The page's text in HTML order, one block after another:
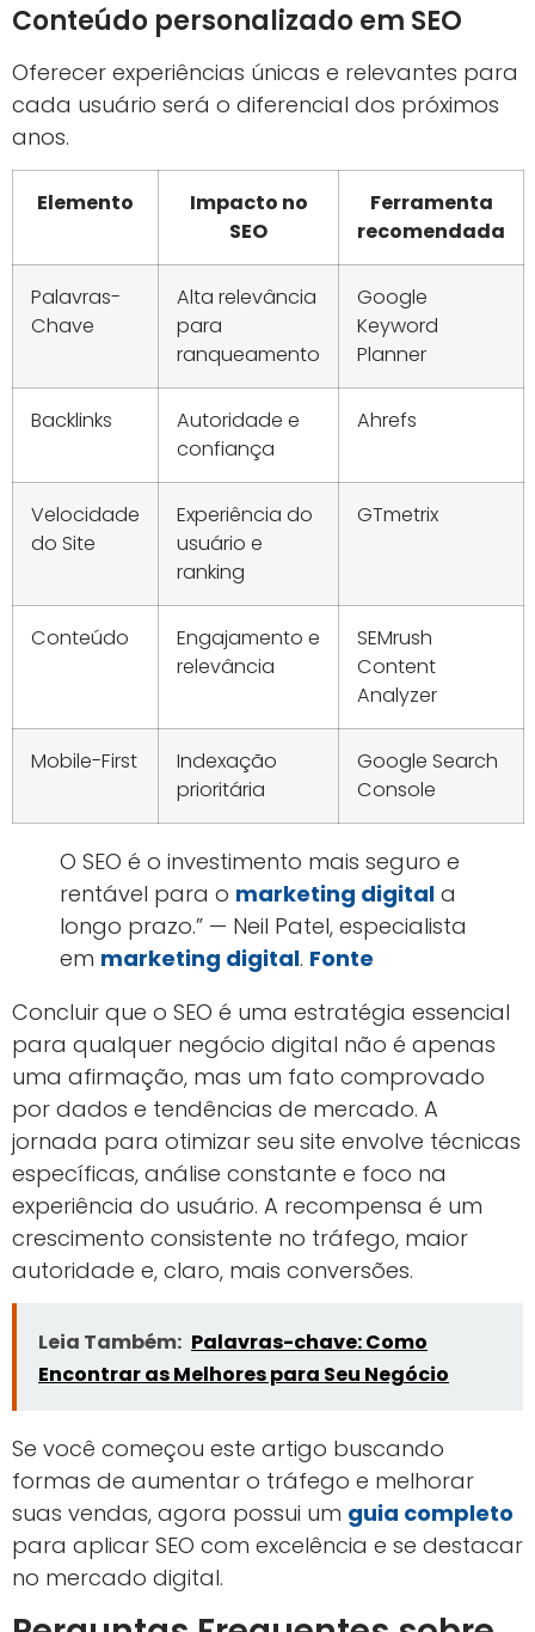
Conteúdo personalizado em SEO
Oferecer experiências únicas e relevantes para
cada usuário será o diferencial dos próximos
anos.
Elemento
Impacto no
SEO
Ferramenta
recomendada
Palavras-
Chave
Alta relevância
para
ranqueamento
Google
Keyword
Planner
Backlinks
Autoridade e
confiança
Ahrefs
Velocidade
do Site
Experiência do
usuário e
ranking
GTmetrix
Conteúdo
Engajamento e
relevância
SEMrush
Content
Analyzer
Mobile-First
Indexação
prioritária
Google Search
Console
O SEO é o investimento mais seguro e
rentável para o marketing digital a
longo prazo.” — Neil Patel, especialista
em marketing digital. Fonte
Concluir que o SEO é uma estratégia essencial
para qualquer negócio digital não é apenas
uma afirmação, mas um fato comprovado
por dados e tendências de mercado. A
jornada para otimizar seu site envolve técnicas
específicas, análise constante e foco na
experiência do usuário. A recompensa é um
crescimento consistente no tráfego, maior
autoridade e, claro, mais conversões.
Leia Também: Palavras-chave: Como
Encontrar as Melhores para Seu Negócio
Se você começou este artigo buscando
formas de aumentar o tráfego e melhorar
suas vendas, agora possui um guia completo
para aplicar SEO com excelência e se destacar
no mercado digital.